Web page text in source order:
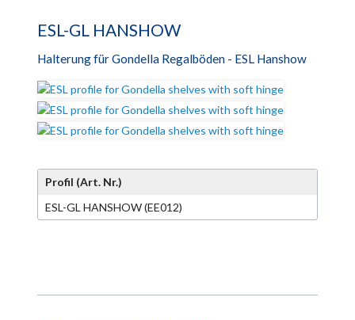
ESL-GL HANSHOW
Halterung für Gondella Regalböden - ESL Hanshow
Profil (Art. Nr.)
ESL-GL HANSHOW (EE012)